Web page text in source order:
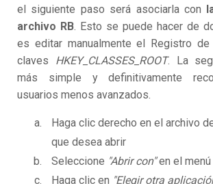
el siguiente paso será asociarla con
archivo RB. Esto se puede hacer de
es editar manualmente el Registro
claves HKEY_CLASSES_ROOT. La
más simple y definitivamente
usuarios menos avanzados.
Haga clic derecho en el archivo
que desea abrir
Seleccione "Abrir con"en el menú
Haga clic en "Elegir otra